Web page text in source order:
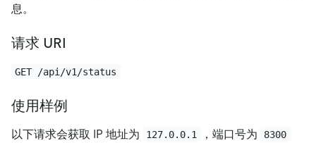
息。
请求 URI
GET /api/v1/status
使用样例
以下请求会获取 IP 地址为 127.0.0.1 ，端口号为 8300